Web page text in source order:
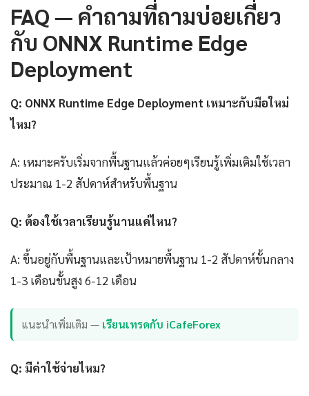
FAQ — คำถามที่ถามบ่อยเกี่ยว
กับ ONNX Runtime Edge
Deployment
Q: ONNX Runtime Edge Deployment เหมาะกับมือใหม่
ไหม?
A: เหมาะครับเริ่มจากพื้นฐานแล้วค่อยๆเรียนรู้เพิ่มเติมใช้เวลา
ประมาณ 1-2 สัปดาห์สำหรับพื้นฐาน
Q: ต้องใช้เวลาเรียนรู้นานแค่ไหน?
A: ขึ้นอยู่กับพื้นฐานและเป้าหมายพื้นฐาน 1-2 สัปดาห์ขั้นกลาง
1-3 เดือนขั้นสูง 6-12 เดือน
แนะนำเพิ่มเติม — เรียนเทรดกับ iCafeForex
Q: มีค่าใช้จ่ายไหม?